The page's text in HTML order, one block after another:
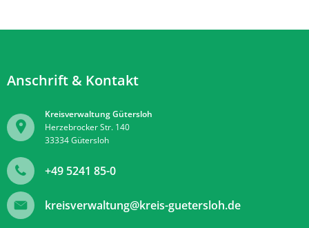
Anschrift & Kontakt
Kreisverwaltung Gütersloh
Herzebrocker Str. 140
33334Gütersloh
+49 5241 85-0
kreisverwaltung@kreis-guetersloh.de